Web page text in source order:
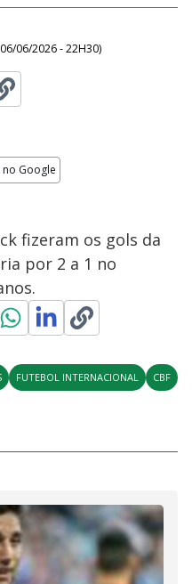
06/06/2026 - 22H30)
Google
fizeram os gols da
por 2 a 1 no
FUTEBOL INTERNACIONAL CBF